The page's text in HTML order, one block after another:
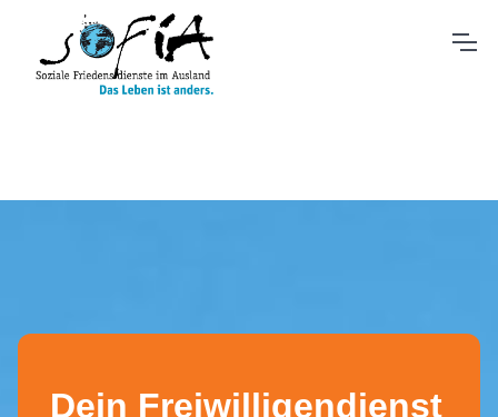
Dein Freiwilligendienst